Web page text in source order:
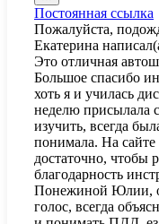
этот
метабокс
в
другое
состояние.
Постоянная ссылка
Пожалуйста,
Екатерина
Это отличная
Большое спасибо
хоть я и училась
неделю присылала
изучить, всегда
понимала. На
достаточно, чтобы
благодарность
Понежиной Юлии,
голос, всегда